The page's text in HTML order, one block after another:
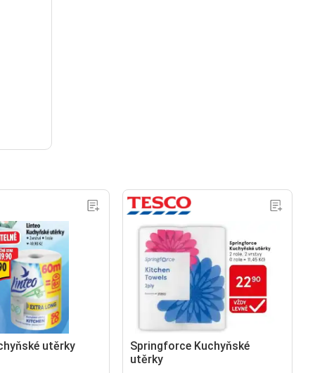
utěrky
Springforce Kuchyňské
utěrky